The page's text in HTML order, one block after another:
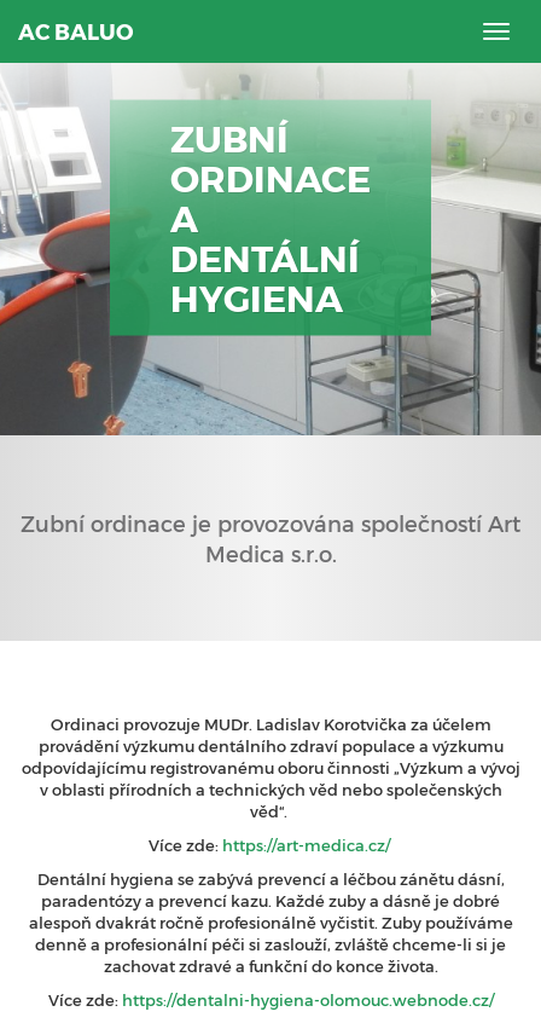
AC BALUO
ZUBNÍ
ORDINACE
A
DENTÁLNÍ
HYGIENA
Zubní ordinace je provozována společností Art
Medica s.r.o.
Ordinaci provozuje MUDr. Ladislav Korotvička za účelem
provádění výzkumu dentálního zdraví populace a výzkumu
odpovídajícímu registrovanému oboru činnosti „Výzkum a vývoj
v oblasti přírodních a technických věd nebo společenských
věd“.
Více zde: https://art-medica.cz/
Dentální hygiena se zabývá prevencí a léčbou zánětu dásní,
paradentózy a prevencí kazu. Každé zuby a dásně je dobré
alespoň dvakrát ročně profesionálně vyčistit. Zuby používáme
denně a profesionální péči si zaslouží, zvláště chceme-li si je
zachovat zdravé a funkční do konce života.
Více zde: https://dentalni-hygiena-olomouc.webnode.cz/